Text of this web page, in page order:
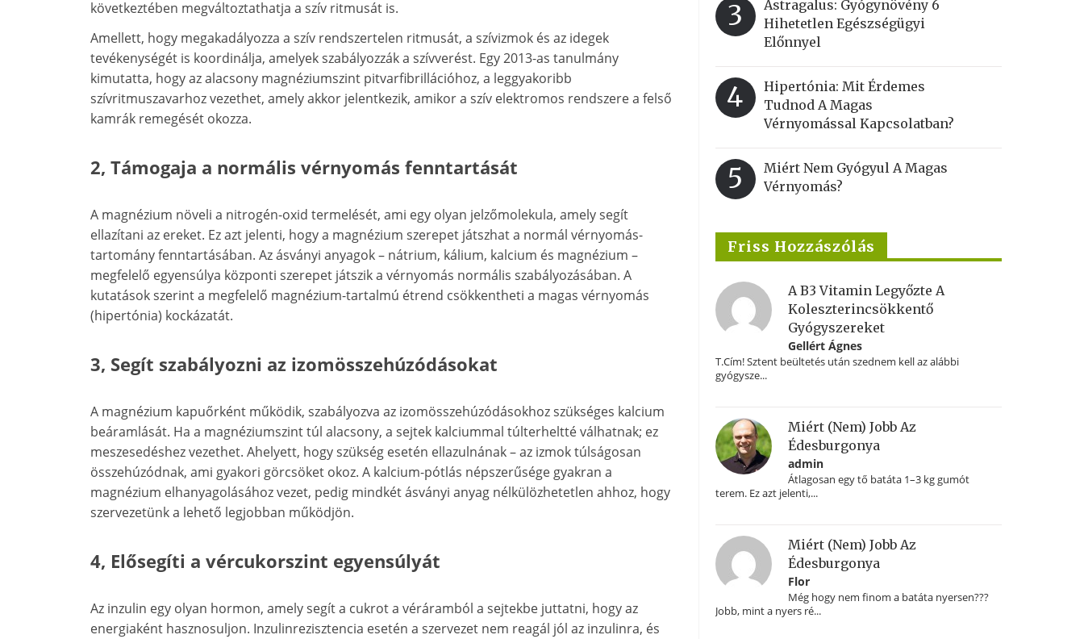
következtében megváltoztathatja a szív ritmusát is.
Amellett, hogy megakadályozza a szív rendszertelen ritmusát, a szívizmok és az idegek
tevékenységét is koordinálja, amelyek szabályozzák a szívverést. Egy 2013-as tanulmány
kimutatta, hogy az alacsony magnéziumszint pitvarfibrillációhoz, a leggyakoribb
szívritmuszavarhoz vezethet, amely akkor jelentkezik, amikor a szív elektromos rendszere a felső
kamrák remegését okozza.
2, Támogaja a normális vérnyomás fenntartását
A magnézium növeli a nitrogén-oxid termelését, ami egy olyan jelzőmolekula, amely segít
ellazítani az ereket. Ez azt jelenti, hogy a magnézium szerepet játszhat a normál vérnyomás-
tartomány fenntartásában. Az ásványi anyagok – nátrium, kálium, kalcium és magnézium –
megfelelő egyensúlya központi szerepet játszik a vérnyomás normális szabályozásában. A
kutatások szerint a megfelelő magnézium-tartalmú étrend csökkentheti a magas vérnyomás
(hipertónia) kockázatát.
3, Segít szabályozni az izomösszehúzódásokat
A magnézium kapuőrként működik, szabályozva az izomösszehúzódásokhoz szükséges kalcium
beáramlását. Ha a magnéziumszint túl alacsony, a sejtek kalciummal túlterheltté válhatnak; ez
meszesedéshez vezethet. Ahelyett, hogy szükség esetén ellazulnának – az izmok túlságosan
összehúzódnak, ami gyakori görcsöket okoz. A kalcium-pótlás népszerűsége gyakran a
magnézium elhanyagolásához vezet, pedig mindkét ásványi anyag nélkülözhetetlen ahhoz, hogy
szervezetünk a lehető legjobban működjön.
4, Elősegíti a vércukorszint egyensúlyát
Az inzulin egy olyan hormon, amely segít a cukrot a véráramból a sejtekbe juttatni, hogy az
energiaként hasznosuljon. Inzulinrezisztencia esetén a szervezet nem reagál jól az inzulinra, és
3
Astragalus: Gyógynövény 6
Hihetetlen Egészségügyi
Előnnyel
4
Hipertónia: Mit Érdemes
Tudnod A Magas
Vérnyomással Kapcsolatban?
5
Miért Nem Gyógyul A Magas
Vérnyomás?
Friss Hozzászólás
A B3 Vitamin Legyőzte A
Koleszterincsökkentő
Gyógyszereket
Gellért Ágnes
T.Cím! Sztent beültetés után szednem kell az alábbi
gyógysze...
Miért (nem) Jobb Az
Édesburgonya
admin
Átlagosan egy tő batáta 1–3 kg gumót
terem. Ez azt jelenti,...
Miért (nem) Jobb Az
Édesburgonya
Flor
Még hogy nem finom a batáta nyersen???
Jobb, mint a nyers ré...